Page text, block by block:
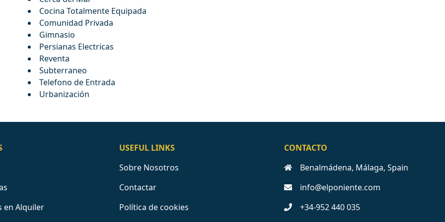
Cocina Totalmente Equipada
Comunidad Privada
Gimnasio
Persianas Electricas
Reventa
Subterraneo
Telefono de Entrada
Urbanización
en Alquiler
USEFUL LINKS
Sobre Nosotros
Contactar
Política de cookies
CONTACTO
Benalmádena, Málaga, Spain
info@elponiente.com
+34-952 440 035